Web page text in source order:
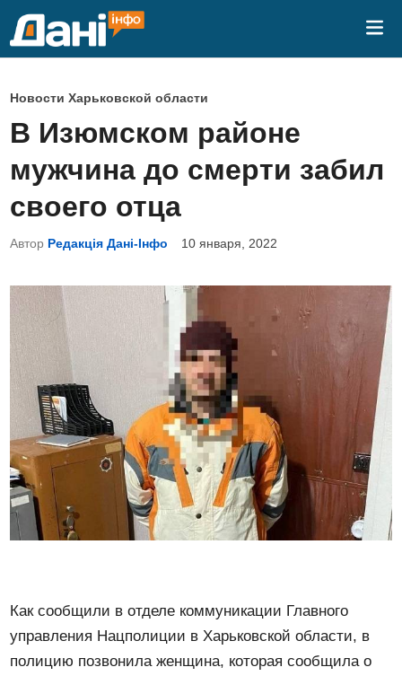
О
п
у
б
л
и
к
в
н
о
Новости Харьковской области
В Изюмском районе
мужчина до смерти забил
своего отца
Автор Редакція Дані-Інфо 10 января, 2022
Как сообщили в отделе коммуникации Главного
управления Нацполиции в Харьковской области, в
полицию позвонила женщина, которая сообщила о